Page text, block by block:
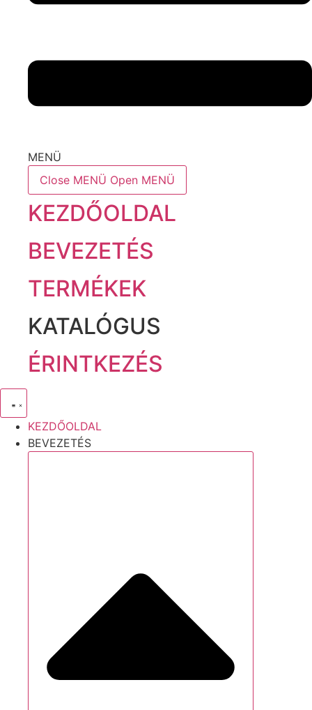
MENÜ
Close MENÜ Open MENÜ
KEZDŐOLDAL
BEVEZETÉS
TERMÉKEK
KATALÓGUS
ÉRINTKEZÉS
KEZDŐOLDAL
BEVEZETÉS